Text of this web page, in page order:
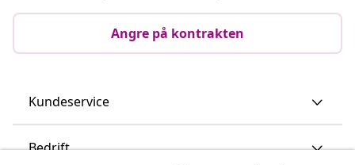
Angre på kontrakten
Kundeservice
Bedrift